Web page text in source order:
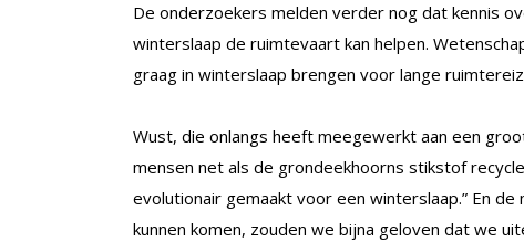
De onderzoekers melden verder nog dat kennis
winterslaap de ruimtevaart kan helpen.
graag in winterslaap brengen voor lange
Wust, die onlangs heeft meegewerkt aan een
mensen net als de grondeekhoorns stikstof
evolutionair gemaakt voor een winterslaap.” En
kunnen komen, zouden we bijna geloven dat we